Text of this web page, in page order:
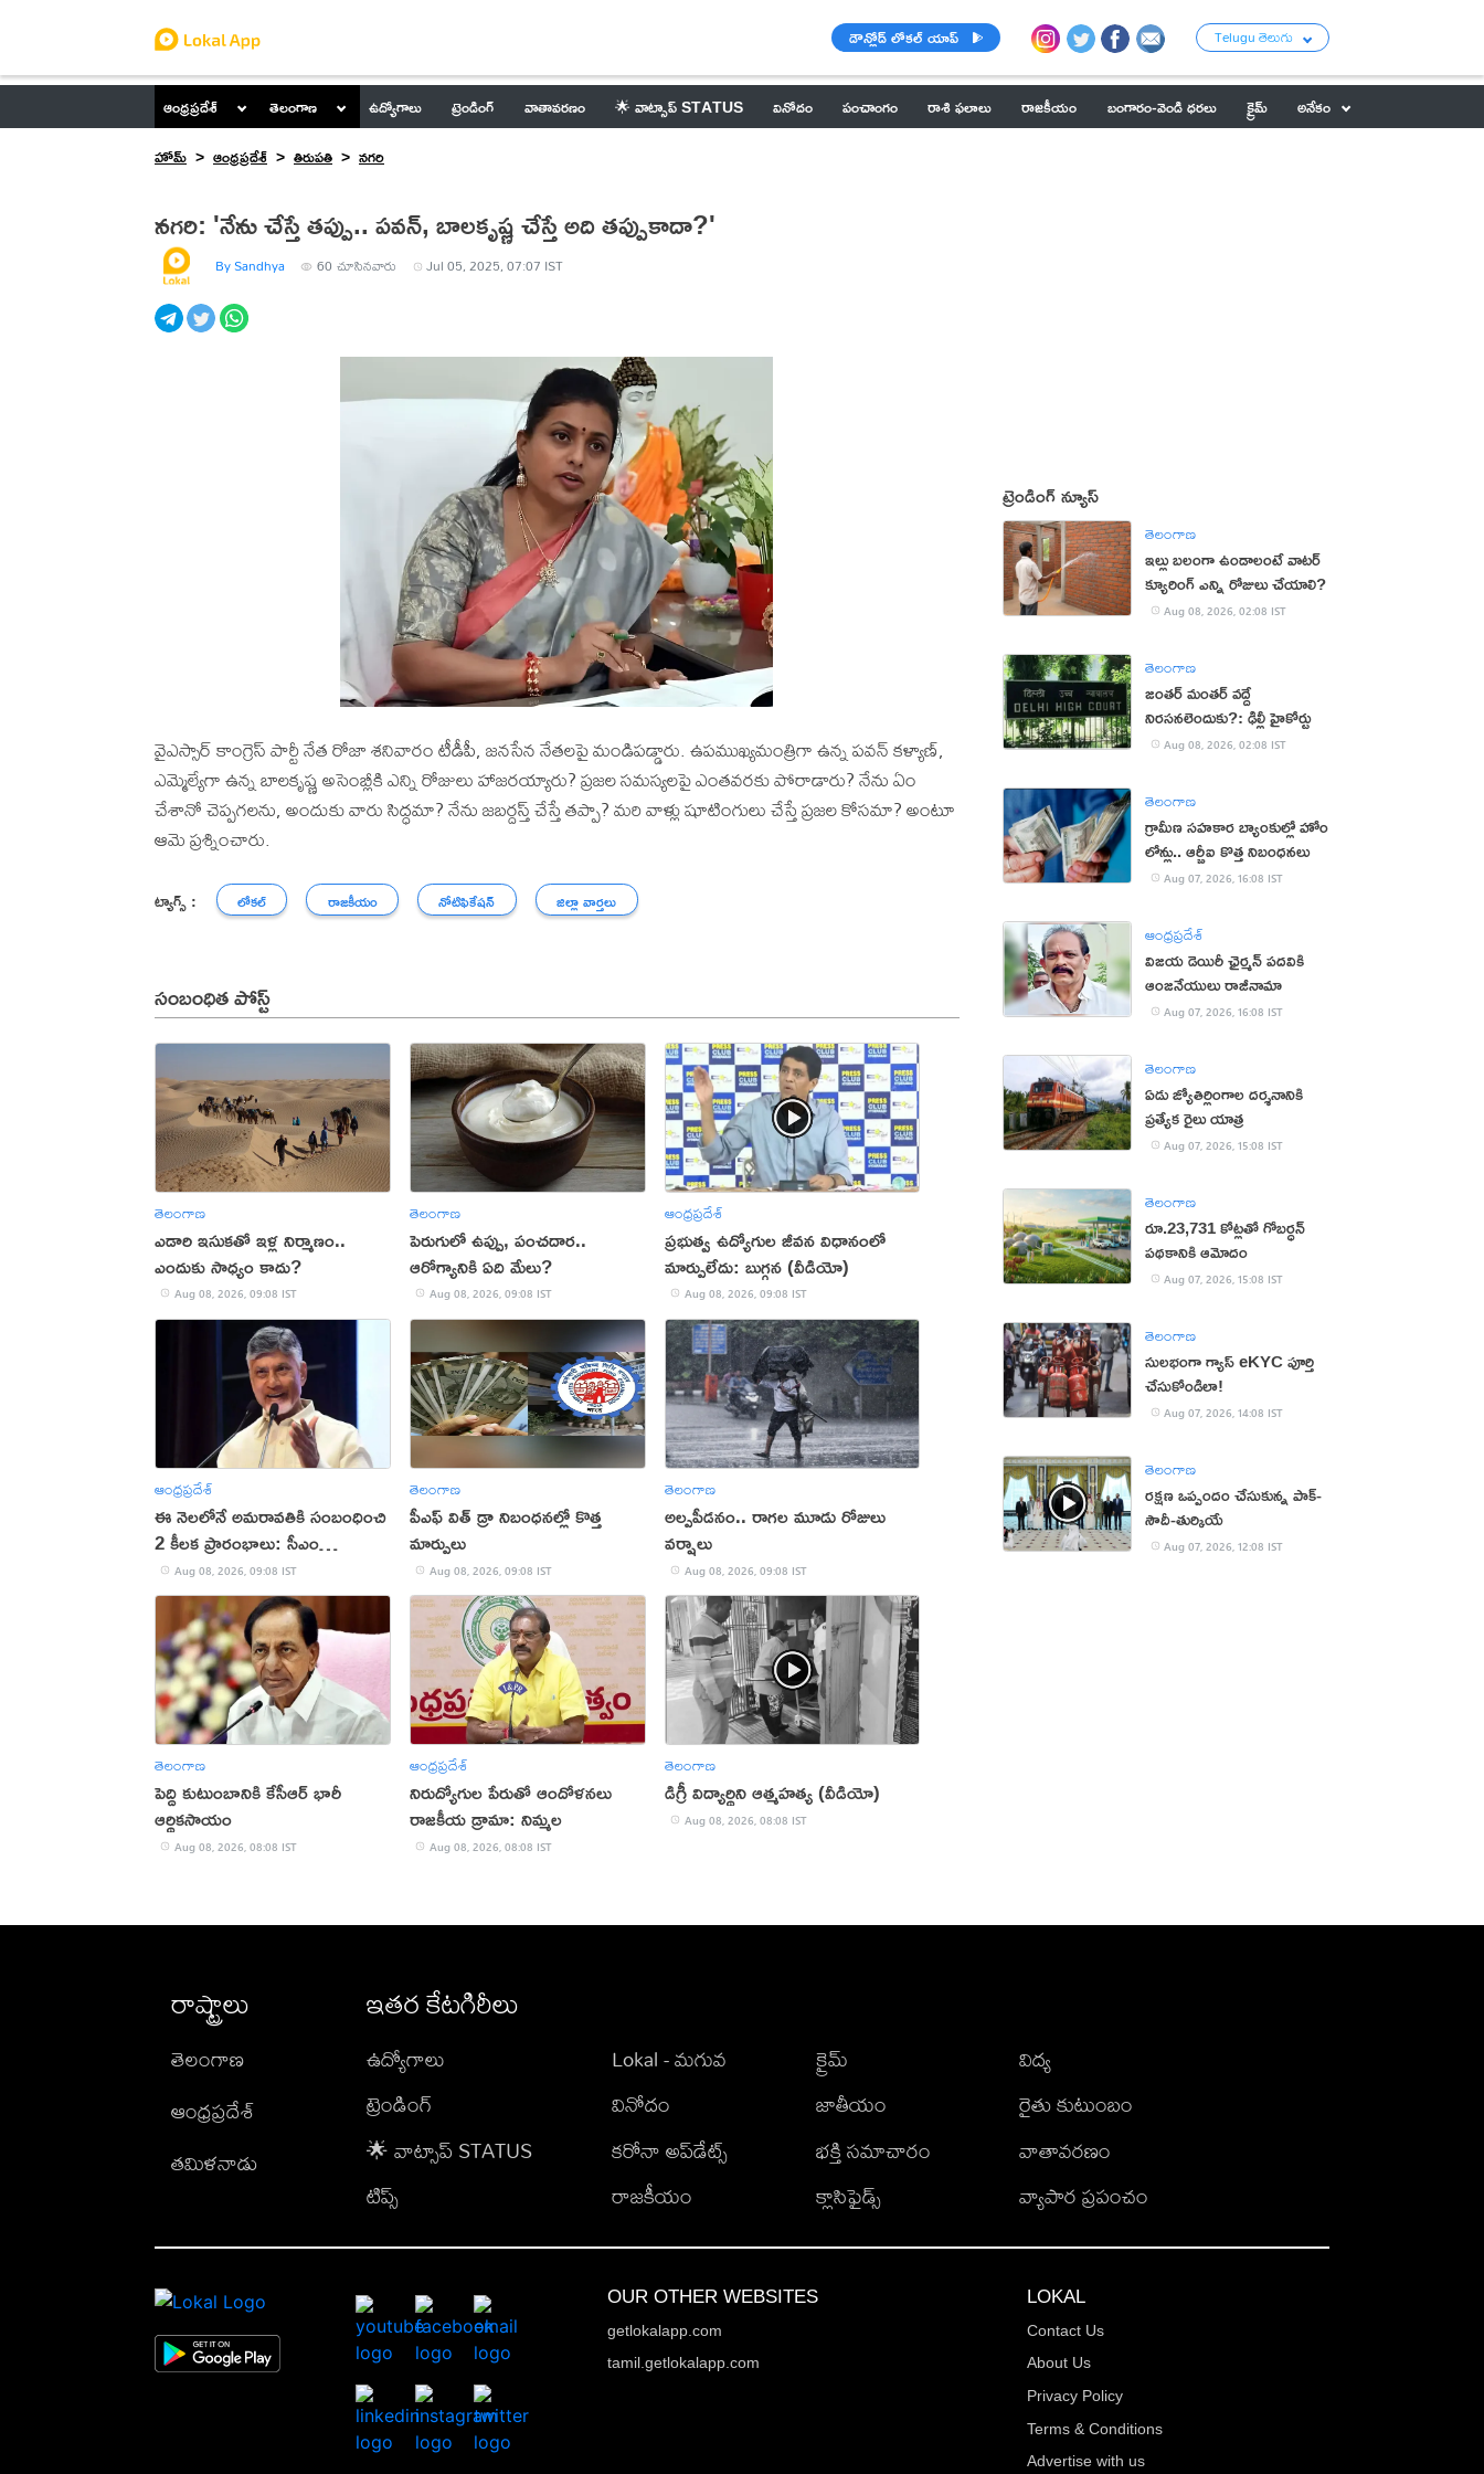
డౌన్లోడ్ లోకల్ యాప్ Telugu తెలుగు
ఆంధ్రప్రదేశ్ తెలంగాణ ఉద్యోగాలు ట్రెండింగ్ వాతావరణం 🌟 వాట్సాప్ STATUS వినోదం పంచాంగం రాశి ఫలాలు రాజకీయం బంగారం-వెండి ధరలు క్రైమ్
అనేకం
హోమ్
ఆంధ్రప్రదేశ్ తిరుపతి నగరి
నగరి: 'నేను చేస్తే తప్పు.. పవన్, బాలకృష్ణ చేస్తే అది తప్పుకాదా?'
By Sandhya 60 చూసినవారు Jul 05, 2025, 07:07 IST
వైఎస్సార్ కాంగ్రెస్ పార్టీ నేత రోజా శనివారం టీడీపీ, జనసేన నేతలపై మండిపడ్డారు. ఉపముఖ్యమంత్రిగా ఉన్న పవన్ కళ్యాణ్,
ఎమ్మెల్యేగా ఉన్న బాలకృష్ణ అసెంబ్లీకి ఎన్ని రోజులు హాజరయ్యారు? ప్రజల సమస్యలపై ఎంతవరకు పోరాడారు? నేను ఏం
చేశానో చెప్పగలను, అందుకు వారు సిద్ధమా? నేను జబర్దస్త్ చేస్తే తప్పా? మరి వాళ్లు షూటింగులు చేస్తే ప్రజల కోసమా? అంటూ
ఆమె ప్రశ్నించారు.
ట్యాగ్స్ : లోకల్ రాజకీయం నోటిఫికేషన్ జిల్లా వార్తలు
సంబంధిత పోస్ట్
తెలంగాణ
ఎడారి ఇసుకతో ఇళ్ల నిర్మాణం..
ఎందుకు సాధ్యం కాదు?
Aug 08, 2026, 09:08 IST
తెలంగాణ
పెరుగులో ఉప్పు, పంచదార..
ఆరోగ్యానికి ఏది మేలు?
Aug 08, 2026, 09:08 IST
ఆంధ్రప్రదేశ్
ప్రభుత్వ ఉద్యోగుల జీవన విధానంలో
మార్పులేదు: బుగ్గన (వీడియో)
Aug 08, 2026, 09:08 IST
ఆంధ్రప్రదేశ్
ఈ నెలలోనే అమరావతికి సంబంధించి
2 కీలక ప్రారంభాలు: సీఎం
చంద్రబాబు
Aug 08, 2026, 09:08 IST
తెలంగాణ
పీఎఫ్ విత్ డ్రా నిబంధనల్లో కొత్త
మార్పులు
Aug 08, 2026, 09:08 IST
తెలంగాణ
అల్పపీడనం.. రాగల మూడు రోజులు
వర్షాలు
Aug 08, 2026, 09:08 IST
తెలంగాణ
పెద్ది కుటుంబానికి కేసీఆర్ భారీ
ఆర్థికసాయం
Aug 08, 2026, 08:08 IST
ఆంధ్రప్రదేశ్
నిరుద్యోగుల పేరుతో ఆందోళనలు
రాజకీయ డ్రామా: నిమ్మల
Aug 08, 2026, 08:08 IST
తెలంగాణ
డిగ్రీ విద్యార్థిని ఆత్మహత్య (వీడియో)
Aug 08, 2026, 08:08 IST
ట్రెండింగ్ న్యూస్
తెలంగాణ
ఇల్లు బలంగా ఉండాలంటే వాటర్
క్యూరింగ్ ఎన్ని రోజులు చేయాలి?
Aug 08, 2026, 02:08 IST
తెలంగాణ
జంతర్ మంతర్ వద్దే
నిరసనలెందుకు?: ఢిల్లీ హైకోర్టు
Aug 08, 2026, 02:08 IST
తెలంగాణ
గ్రామీణ సహకార బ్యాంకుల్లో హోం
లోన్లు.. ఆర్బీఐ కొత్త నిబంధనలు
Aug 07, 2026, 16:08 IST
ఆంధ్రప్రదేశ్
విజయ డెయిరీ ఛైర్మన్ పదవికి
ఆంజనేయులు రాజీనామా
Aug 07, 2026, 16:08 IST
తెలంగాణ
ఏడు జ్యోతిర్లింగాల దర్శనానికి
ప్రత్యేక రైలు యాత్ర
Aug 07, 2026, 15:08 IST
తెలంగాణ
రూ.23,731 కోట్లతో గోబర్ధన్
పథకానికి ఆమోదం
Aug 07, 2026, 15:08 IST
తెలంగాణ
సులభంగా గ్యాస్ eKYC పూర్తి
చేసుకోండిలా!
Aug 07, 2026, 14:08 IST
తెలంగాణ
రక్షణ ఒప్పందం చేసుకున్న పాక్‌-
సౌదీ-తుర్కియే
Aug 07, 2026, 12:08 IST
రాష్ట్రాలు
తెలంగాణ
ఆంధ్రప్రదేశ్
తమిళనాడు
ఇతర కేటగిరీలు
ఉద్యోగాలు
ట్రెండింగ్
🌟 వాట్సాప్ STATUS
టిప్స్
Lokal - మగువ
వినోదం
కరోనా అప్‌డేట్స్
రాజకీయం
క్రైమ్
జాతీయం
భక్తి సమాచారం
క్లాసిఫైడ్స్
విద్య
రైతు కుటుంబం
వాతావరణం
వ్యాపార ప్రపంచం
OUR OTHER WEBSITES
getlokalapp.com
tamil.getlokalapp.com
LOKAL
Contact Us
About Us
Privacy Policy
Terms & Conditions
Advertise with us